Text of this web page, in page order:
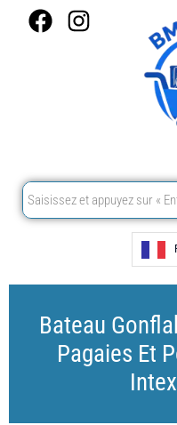
F
k
I
a
m
Bateau
Pagaies Et